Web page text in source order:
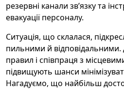
резервні канали зв’язку та
евакуації персоналу.
Ситуація, що склалася,
пильними й
правил і співпраця з
підвищують шанси
Нагадуємо, що найбільш